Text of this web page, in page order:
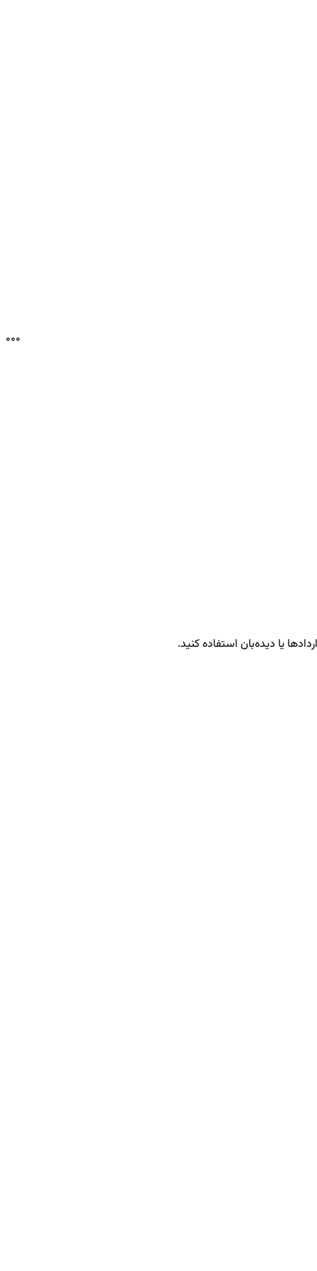
000
یا دیده‌بان استفاده کنید.